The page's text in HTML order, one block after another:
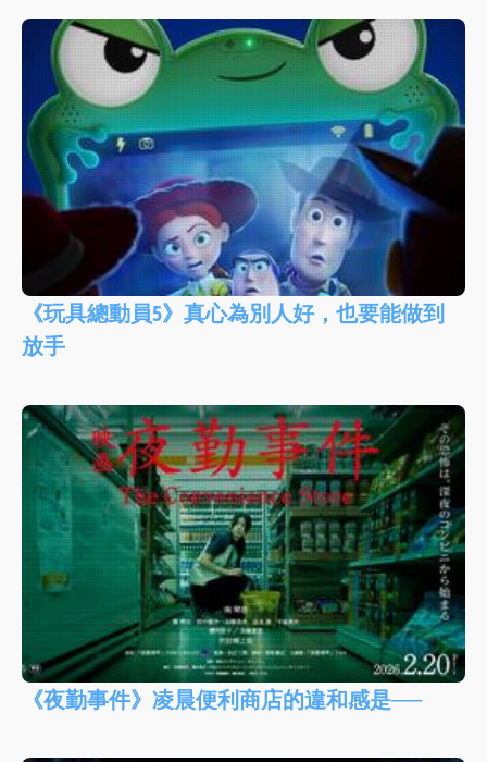
《玩具總動員5》真心為別人好，也要能做到
放手
《夜勤事件》凌晨便利商店的違和感是──